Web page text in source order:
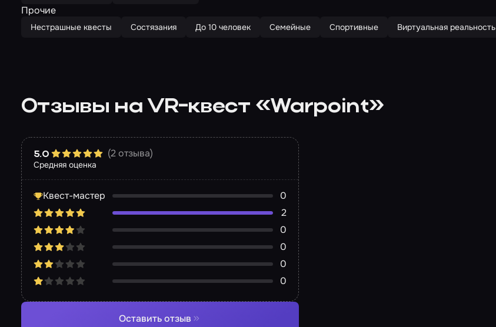
Прочие
Нестрашные квесты Состязания До 10 человек Семейные Спортивные Виртуальная реальность
Отзывы на VR-квест «Warpoint»
Средняя оценка
5.0 (2 отзыва)
Квест-мастер
0
2
0
0
0
0
Оставить отзыв